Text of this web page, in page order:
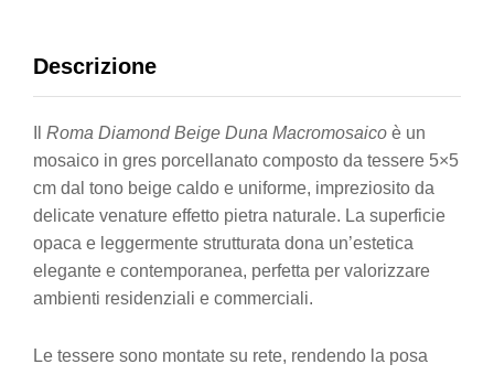
Descrizione
Roma Diamond Beige Duna Macromosaico è un
mosaico in gres porcellanato composto da tessere 5×5
cm dal tono beige caldo e uniforme, impreziosito da
delicate venature effetto pietra naturale. La superficie
opaca e leggermente strutturata dona un’estetica
elegante e contemporanea, perfetta per valorizzare
ambienti residenziali e commerciali.
Le tessere sono montate su rete, rendendo la posa